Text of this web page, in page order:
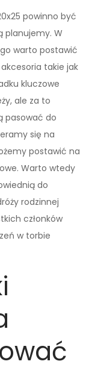
powinno być
planujemy. W
warto postawić
takie jak
kluczowe
ale za to
pasować do
się na
postawić na
Warto wtedy
do
rodzinnej
członków
w torbie